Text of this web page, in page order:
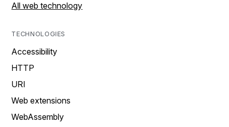
All web technology
TECHNOLOGIES
Accessibility
HTTP
URI
Web extensions
WebAssembly